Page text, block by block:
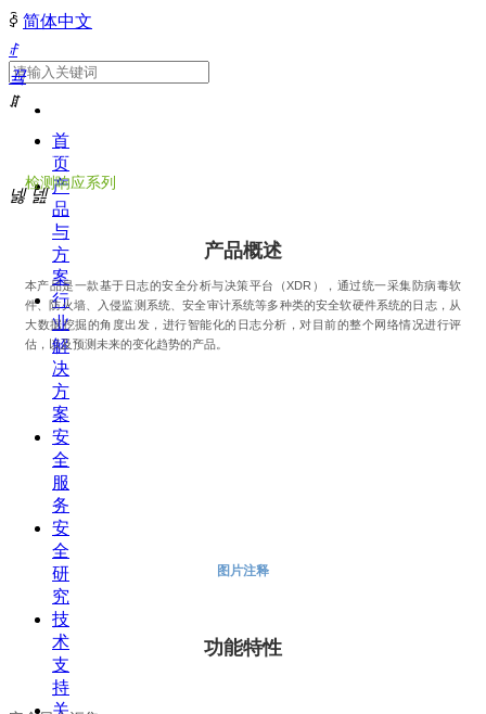
ꀅ 简体中文
ꄙ
끀
ꁲ
首
页
产
品
与
方
案
行
业
解
决
方
案
安
全
服
务
安
全
研
究
技
术
支
持
关
安全分析与决策平台
产品与方案
检测响应系列
넳 넲
产品概述
本产品是一款基于日志的安全分析与决策平台（XDR），通过统一采集防病毒软
件、防火墙、入侵监测系统、安全审计系统等多种类的安全软硬件系统的日志，从
大数据挖掘的角度出发，进行智能化的日志分析，对目前的整个网络情况进行评
估，以及预测未来的变化趋势的产品。
图片注释
功能特性